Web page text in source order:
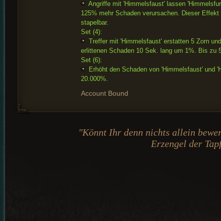
Angriffe mit 'Himmelsfaust' lassen
125% mehr Schaden verursachen. Dieser
stapelbar.
Set (4):
Treffer mit 'Himmelsfaust' erstatten 5 Zorn
erlittenen Schaden 10 Sek. lang um 1%. Bis zu
Set (6):
Erhöht den Schaden von 'Himmelsfaust' und
20.000%.
Account Bound
"Könnt Ihr denn nichts allein
Erzengel der